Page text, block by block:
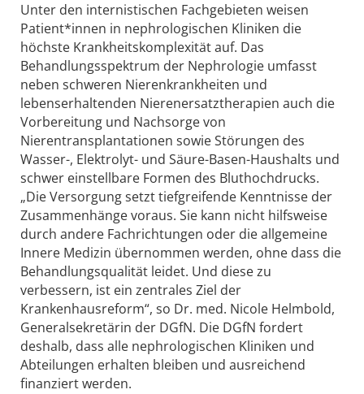
Unter den internistischen Fachgebieten weisen
Patient*innen in nephrologischen Kliniken die
höchste Krankheitskomplexität auf. Das
Behandlungsspektrum der Nephrologie umfasst
neben schweren Nierenkrankheiten und
lebenserhaltenden Nierenersatztherapien auch die
Vorbereitung und Nachsorge von
Nierentransplantationen sowie Störungen des
Wasser-, Elektrolyt- und Säure-Basen-Haushalts und
schwer einstellbare Formen des Bluthochdrucks.
„Die Versorgung setzt tiefgreifende Kenntnisse der
Zusammenhänge voraus. Sie kann nicht hilfsweise
durch andere Fachrichtungen oder die allgemeine
Innere Medizin übernommen werden, ohne dass die
Behandlungsqualität leidet. Und diese zu
verbessern, ist ein zentrales Ziel der
Krankenhausreform“, so Dr. med. Nicole Helmbold,
Generalsekretärin der DGfN. Die DGfN fordert
deshalb, dass alle nephrologischen Kliniken und
Abteilungen erhalten bleiben und ausreichend
finanziert werden.